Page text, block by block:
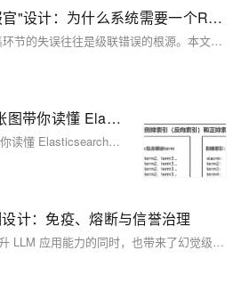
多Agent集群中的"情报官"设计：为什么系统需要一个RDD
在多Agent系统中，信息采集环节的失误往往是级联错误的根源。本文从行业实践和学术研究两个维度，论证了专职情报采集Agent的必要性，并详细解析了枢衡RDD（资源探测）的五大架构设计原则，包括与CAD的对抗性协作机制等。最后提供了一套可落地的自检清单，帮助开发者判断自己的Agent集群是否需要引入专职情报官角色。
ES高频面试问题：一张图带你读懂 Elasticsearch 中“正排索引（正向索引）”和“倒排索引（反向索引）”区别
ES高频面试问题：一张图带你读懂 Elasticsearch 中“正排索引（正向索引）”和“倒排索引（反向索引）”区别
计：免疫、熔断与信誉治理
多智能体系统（MAS）在提升 LLM 应用能力的同时，也带来了幻觉级联、伪共识等新型风险。本文基于枢衡（Shuheng）V2 集群的工程实践，系统阐述审计角色（CAD）的架构设计——涵盖免疫系统与熔断器的双职能模型、职责隔离的四项红线、五类实质性测试的审计协议、多维信誉账本的动态治理机制，以及审计与创新之间的张力平衡。文末提供可直接落地的协议设计参考。